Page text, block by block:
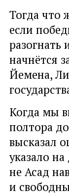
Тогда что
если
начнётся
Йемена,
Когда мы
полтора
высказал
указало
не Асад
и